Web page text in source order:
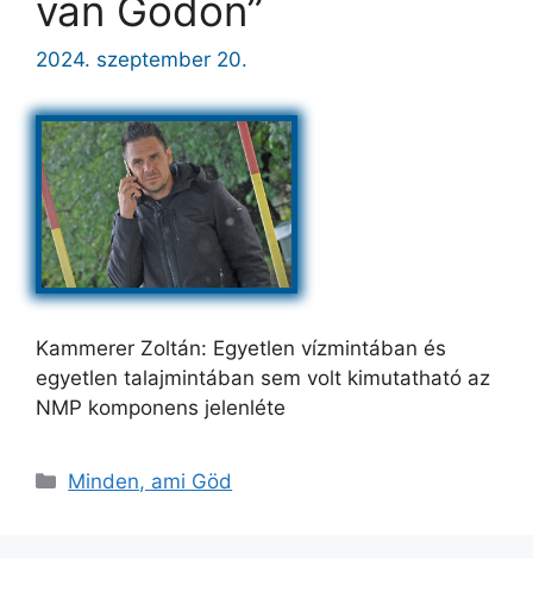
van Gödön”
2024. szeptember 20.
Kammerer Zoltán: Egyetlen vízmintában és
egyetlen talajmintában sem volt kimutatható az
NMP komponens jelenléte
Kategória
Minden, ami Göd